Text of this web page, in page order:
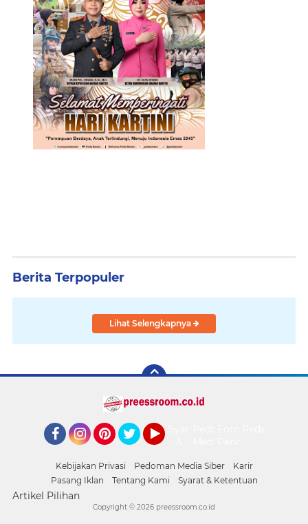
Berita Terpopuler
Lihat Selengkapnya
Kebijakan Privasi Pedoman Media Siber
Karir
Pasang Iklan
Tentang Kami Syarat & Ketentuan
Artikel Pilihan
Copyright © 2026 preessroom.co.id